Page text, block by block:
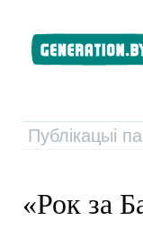
Публікацыі
«Рок за